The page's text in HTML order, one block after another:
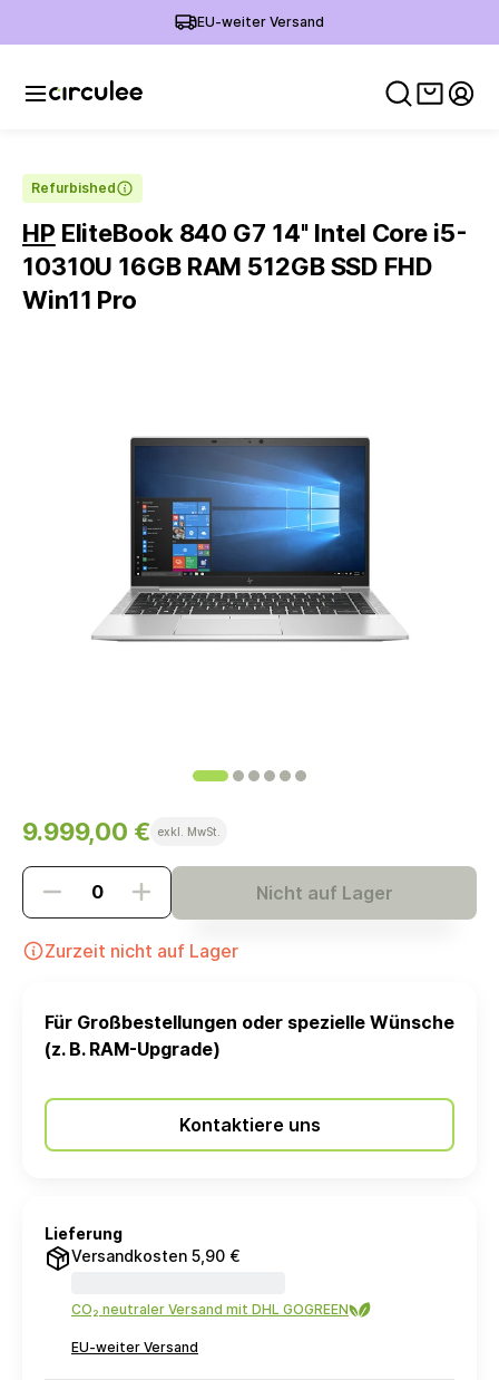
EU-weiter Versand
Refurbished
HP EliteBook 840 G7 14'' Intel Core i5-
10310U 16GB RAM 512GB SSD FHD
Win11 Pro
9.999,00 € exkl. MwSt.
Nicht auf Lager
Zurzeit nicht auf Lager
Für Großbestellungen oder spezielle Wünsche
(z. B. RAM-Upgrade)
Kontaktiere uns
Lieferung
Versandkosten 5,90 €
CO₂ neutraler Versand mit DHL GOGREEN
EU-weiter Versand